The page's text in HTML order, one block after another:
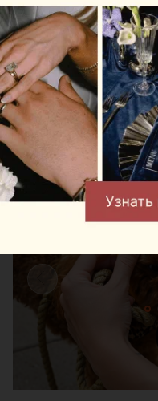
8 и 9 августа на
в парке Lakeside
состоится Pets Fest
посвященный
домашних питомцев.
свободный.